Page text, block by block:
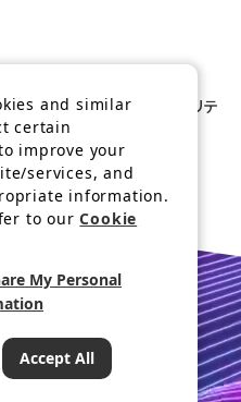
ルデータの外
ついて
情報セキュリテ
Rights Reserved.
and similar
certain
improve your
services, and
information.
to ourCookie
My Personal
Accept All